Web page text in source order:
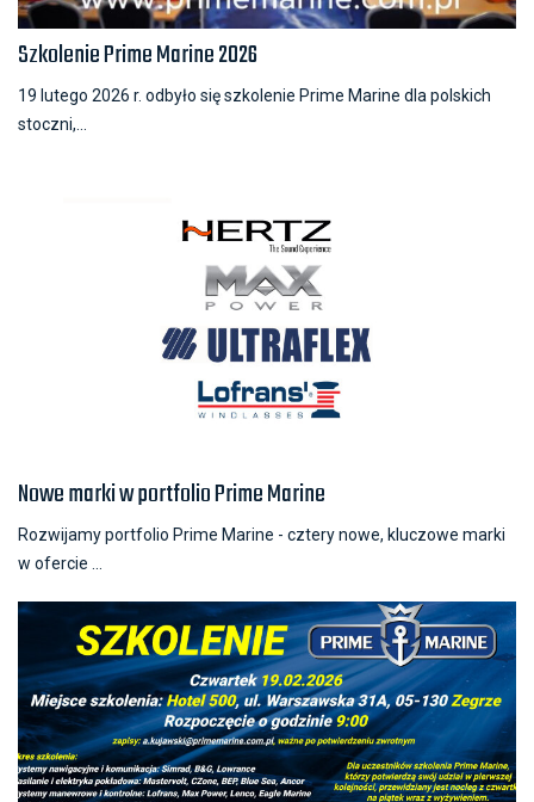
Szkolenie Prime Marine 2026
19 lutego 2026 r. odbyło się szkolenie Prime Marine dla polskich
stoczni,...
Nowe marki w portfolio Prime Marine
Rozwijamy portfolio Prime Marine - cztery nowe, kluczowe marki
w ofercie ...